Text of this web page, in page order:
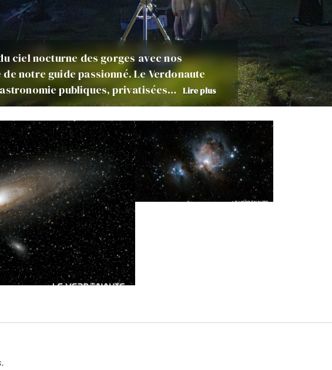
ciel nocturne des gorges avec nos
notre guide passionné. Le Verdonaute
publiques, privatisées… Lire plus